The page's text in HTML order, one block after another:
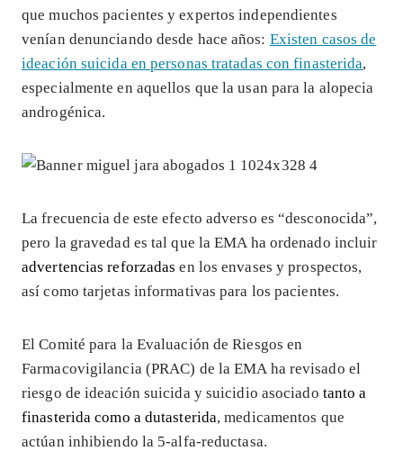
que muchos pacientes y expertos independientes
venían denunciando desde hace años: Existen casos de
ideación suicida en personas tratadas con finasterida,
especialmente en aquellos que la usan para la alopecia
androgénica.
La frecuencia de este efecto adverso es “desconocida”,
pero la gravedad es tal que la EMA ha ordenado incluir
advertencias reforzadas en los envases y prospectos,
así como tarjetas informativas para los pacientes.
El Comité para la Evaluación de Riesgos en
Farmacovigilancia (PRAC) de la EMA ha revisado el
riesgo de ideación suicida y suicidio asociado tanto a
finasterida como a dutasterida, medicamentos que
actúan inhibiendo la 5-alfa-reductasa.